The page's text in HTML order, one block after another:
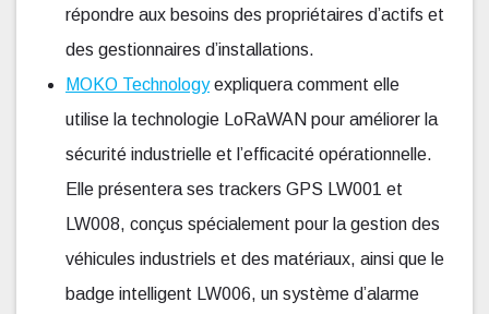
répondre aux besoins des propriétaires d’actifs et
des gestionnaires d’installations.
MOKO Technologyexpliquera comment elle
utilise la technologie LoRaWAN pour améliorer la
sécurité industrielle et l’efficacité opérationnelle.
Elle présentera ses trackers GPS LW001 et
LW008, conçus spécialement pour la gestion des
véhicules industriels et des matériaux, ainsi que le
badge intelligent LW006, un système d’alarme